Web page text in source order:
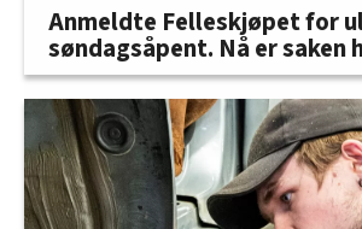
Anmeldte Felleskjøpet for
søndagsåpent. Nå er saken